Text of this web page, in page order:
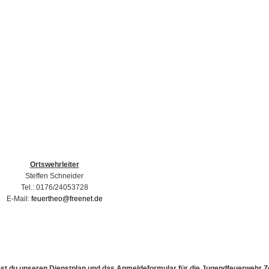
Ortswehrleiter
Steffen Schneider
Tel.: 0176/24053728
E-Mail: feuertheo@freenet.de